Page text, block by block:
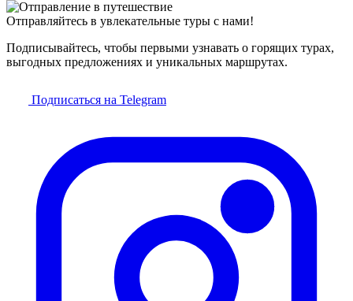
Отправляйтесь в увлекательные туры с нами!
Подписывайтесь, чтобы первыми узнавать о горящих турах,
выгодных предложениях и уникальных маршрутах.
Подписаться на Telegram